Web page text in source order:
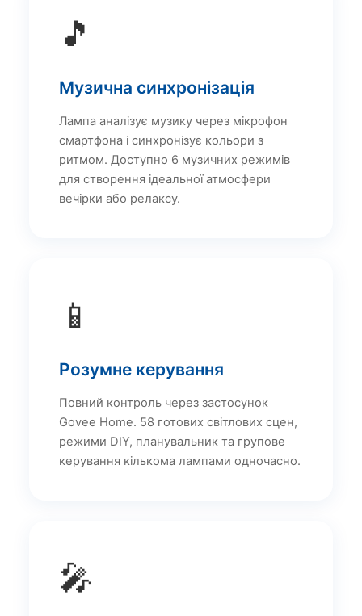
🎵
Музична синхронізація
Лампа аналізує музику через мікрофон
смартфона і синхронізує кольори з
ритмом. Доступно 6 музичних режимів
для створення ідеальної атмосфери
вечірки або релаксу.
📱
Розумне керування
Повний контроль через застосунок
Govee Home. 58 готових світлових сцен,
режими DIY, планувальник та групове
керування кількома лампами одночасно.
🎤